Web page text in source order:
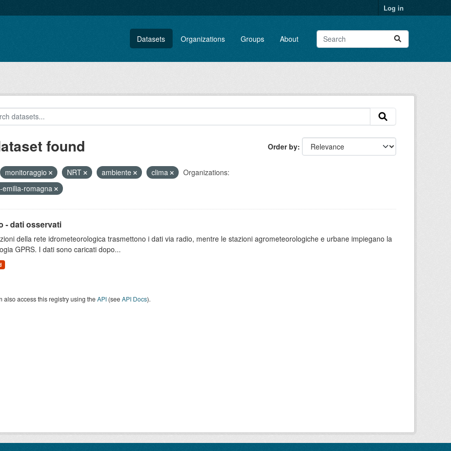
Log in
Datasets Organizations Groups About
Order by
found
monitoraggio NRT ambiente clima
Organizations:
emilia-romagna
- dati osservati
della rete idrometeorologica trasmettono i dati via radio, mentre le stazioni agrometeorologiche e urbane impiegano la
GPRS. I dati sono caricati dopo...
also access this registry using theAPI(seeAPI Docs).